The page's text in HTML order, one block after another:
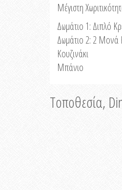
Μέγιστη
Δωμάτιο 1: Διπλό
Δωμάτιο 2: 2 Μονά
Κουζινάκι
Μπάνιο
Τοποθεσία,